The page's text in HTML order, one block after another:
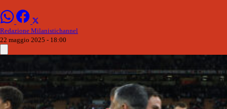
Redazione Milanistichannel
22 maggio 2025 - 18:00